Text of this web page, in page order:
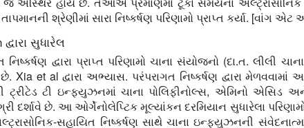
શ્રેણીમાં સારા નિષ્કર્ષણ પરિણામો પ્રાપ્ત કર્યા. [વાંગ
સુધારેલ
દ્વારા પ્રાપ્ત પરિણામો ચાના સંયોજનો (દા.ત. લીલી
Xia et al દ્વારા અભ્યાસ. પરંપરાગત નિષ્કર્ષણ દ્વારા મેળવવામાં
ટ્રીટેડ ટી ઇન્ફ્યુઝનમાં ચાના પોલિફીનોલ્સ, એમિનો એસિડ
દર્શાવે છે. આ ઓર્ગેનોલેપ્ટિક મૂલ્યાંકન દરમિયાન સુધારેલા
સહાયિત નિષ્કર્ષણ સાથે ચાના ઇન્ફ્યુઝનની